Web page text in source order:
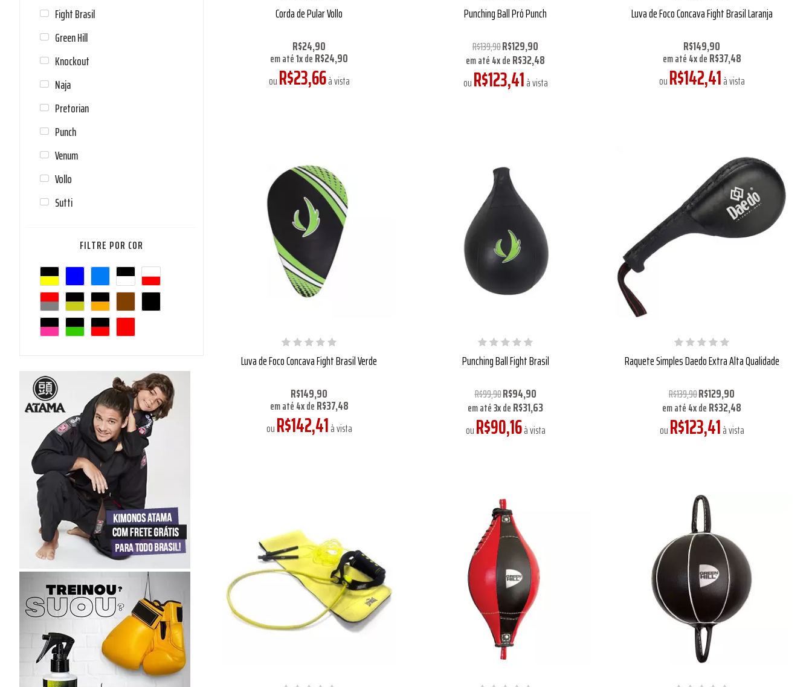
Fight Brasil
Green Hill
Knockout
Naja
Pretorian
Punch
Venum
Vollo
Sutti
COR
Corda de Pular Vollo
R$24,90
em até1xdeR$24,90
ouR$23,66à vista
Punching Ball Pró Punch
R$139,90R$129,90
em até4xdeR$32,48
ouR$123,41à vista
Luva de Foco Concava Fight Brasil Laranja
R$149,90
em até4xdeR$37,48
ouR$142,41à vista
Luva de Foco Concava Fight Brasil Verde
R$149,90
em até4xdeR$37,48
ouR$142,41à vista
Punching Ball Fight Brasil
R$99,90R$94,90
em até3xdeR$31,63
ouR$90,16à vista
Raquete Simples Daedo Extra Alta Qualidade
R$139,90R$129,90
em até4xdeR$32,48
ouR$123,41à vista